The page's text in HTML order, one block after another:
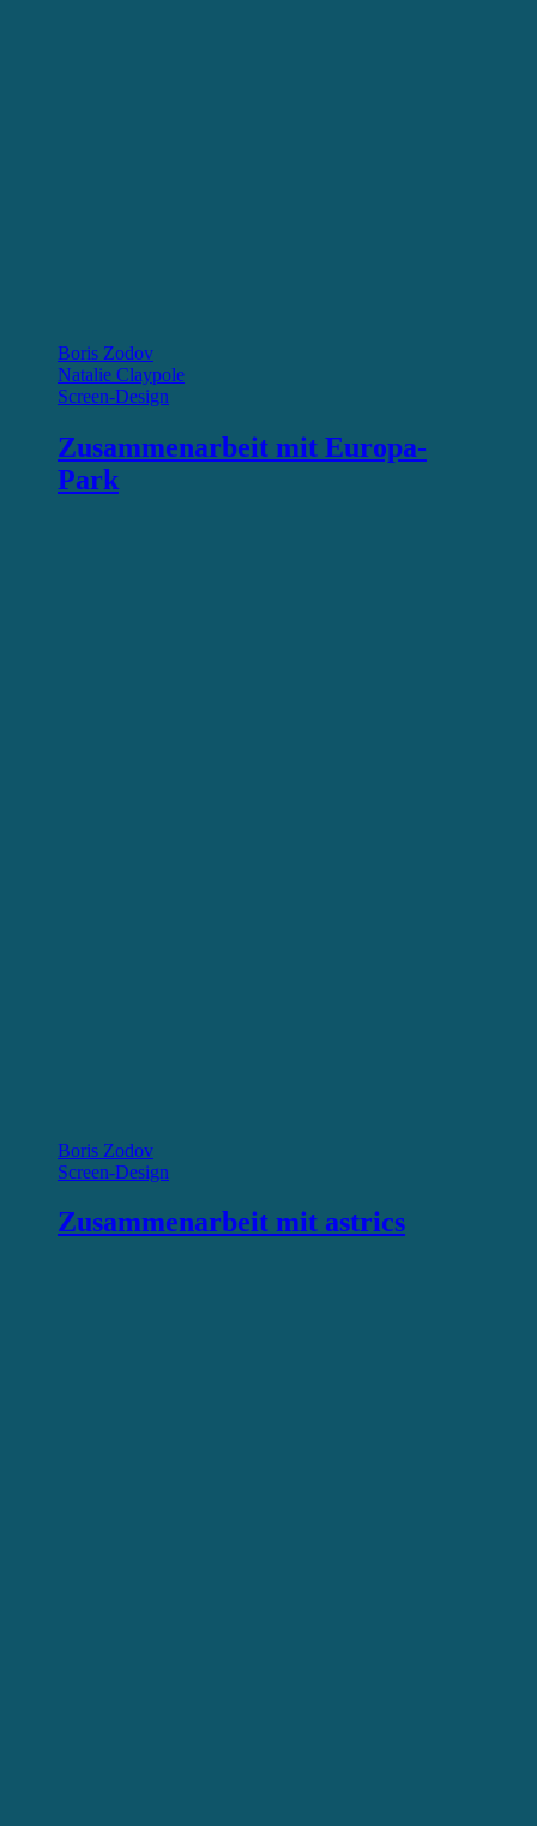
Boris Zodov
Natalie Claypole
Screen-Design
Zusammenarbeit mit Europa-
Park
Boris Zodov
Screen-Design
Zusammenarbeit mit astrics